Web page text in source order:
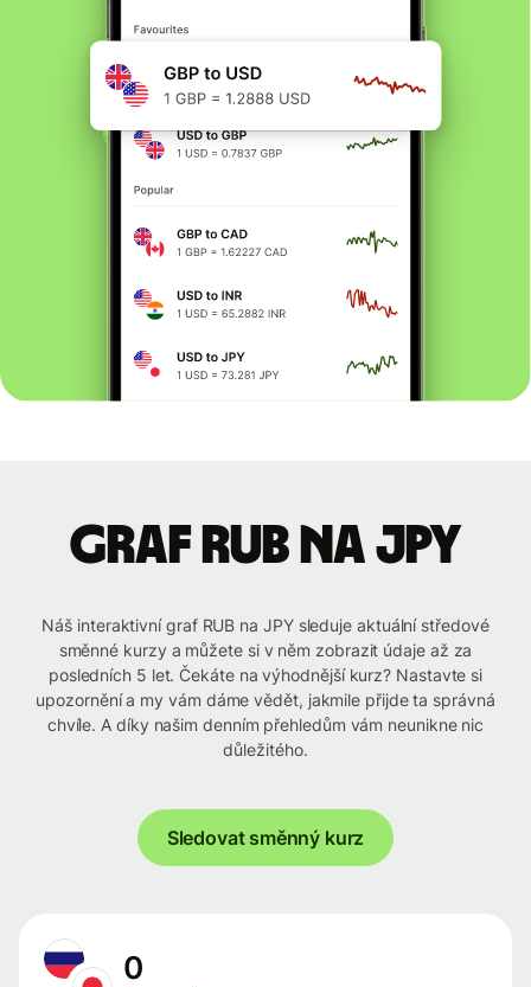
graf RUB na JPY
Náš interaktivní graf RUB na JPY sleduje aktuální středové
směnné kurzy a můžete si v něm zobrazit údaje až za
posledních 5 let. Čekáte na výhodnější kurz? Nastavte si
upozornění a my vám dáme vědět, jakmile přijde ta správná
chvíle. A díky našim denním přehledům vám neunikne nic
důležitého.
Sledovat směnný kurz
0